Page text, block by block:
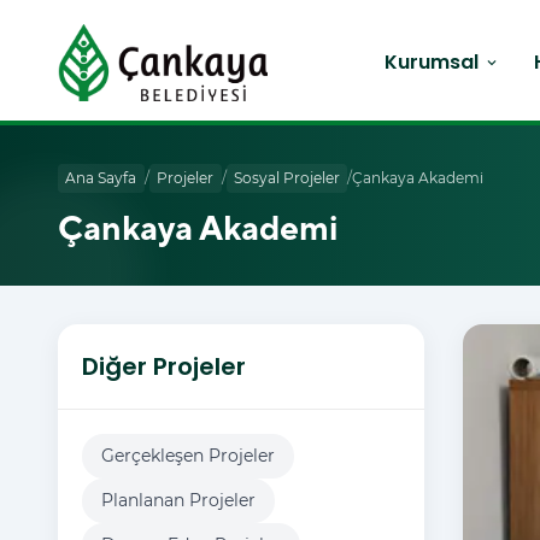
Kurumsal expand_more
Ana Sayfa / Projeler / Sosyal Projeler /Çankaya Akademi
Çankaya Akademi
Diğer Projeler
Gerçekleşen Projeler
Planlanan Projeler